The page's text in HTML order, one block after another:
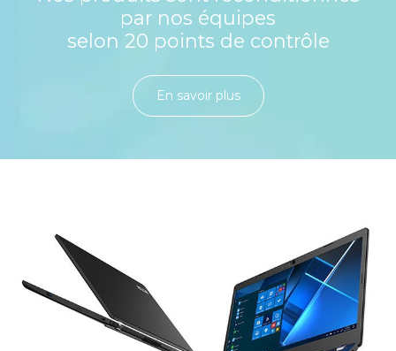
par nos équipes
selon 20 points de contrôle
En savoir plu​​​​​​​​​​​​​​​​s